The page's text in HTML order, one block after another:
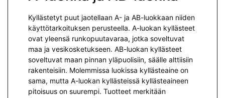
Kyllästetyt puut jaotellaan A- ja AB-luokkaan niiden
käyttötarkoituksen perusteella. A-luokan kyllästeet
ovat yleensä runkopuutavaraa, jotka soveltuvat
maa ja vesikosketukseen. AB-luokan kyllästeet
soveltuvat maan pinnan yläpuolisiin, säälle alttiisiin
rakenteisiin. Molemmissa luokissa kyllästeaine on
sama, mutta A-luokan kyllästeissä kyllästeaineen
pitoisuus on suurempi. Tuotteet merkitään